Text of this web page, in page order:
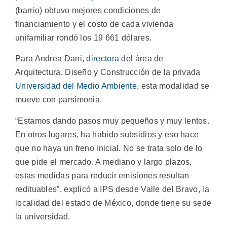
(barrio) obtuvo mejores condiciones de
financiamiento y el costo de cada vivienda
unifamiliar rondó los 19 661 dólares.
Para Andrea Dani,directora del área de
Arquitectura, Diseño y Construcción de la privada
Universidad del Medio Ambiente, esta modalidad se
mueve con parsimonia.
“Estamos dando pasos muy pequeños y muy lentos.
En otros lugares, ha habido subsidios y eso hace
que no haya un freno inicial. No se trata solo de lo
que pide el mercado. A mediano y largo plazos,
estas medidas para reducir emisiones resultan
redituables”, explicó a IPS desde Valle del Bravo, la
localidad del estado de México, donde tiene su sede
la universidad.